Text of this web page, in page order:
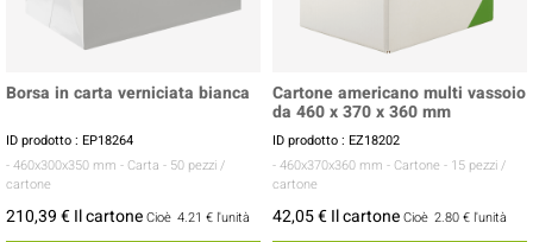
Borsa in carta verniciata bianca
ID prodotto : EP18264
- 460x300x350 mm - Carta - 50 pezzi /
cartone
210,39 € Il cartoneCioè 4.21 € l'unità
Cartone americano multi vassoio
da 460 x 370 x 360 mm
ID prodotto : EZ18202
- 460x370x360 mm - Cartone - 15 pezzi /
cartone
42,05 € Il cartoneCioè 2.80 € l'unità